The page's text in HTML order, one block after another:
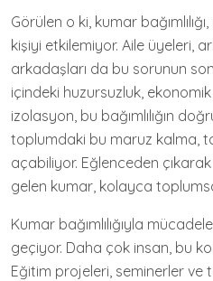
Görülen o ki, kumar
kişiyi etkilemiyor. Aile üyeleri,
arkadaşları da bu sorunun
içindeki huzursuzluk, ekonomik
izolasyon, bu bağımlılığın
toplumdaki bu maruz kalma,
açabiliyor. Eğlenceden çıkarak
gelen kumar, kolayca
Kumar bağımlılığıyla
geçiyor. Daha çok insan, bu
Eğitim projeleri, seminerler ve